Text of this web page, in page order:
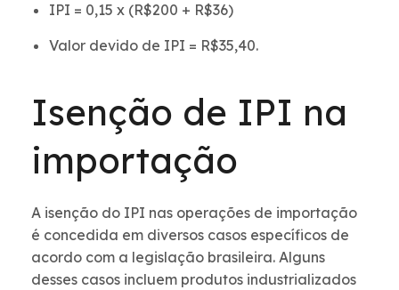
IPI = 0,15 x (R$200 + R$36)
Valor devido de IPI = R$35,40.
Isenção de IPI na
importação
A isenção do IPI nas operações de importação
é concedida em diversos casos específicos de
acordo com a legislação brasileira. Alguns
desses casos incluem produtos industrializados